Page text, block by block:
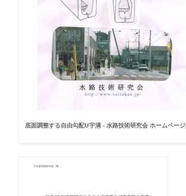
底面調整する自由勾配U宇溝 - 水路技術研究会 ホームページ